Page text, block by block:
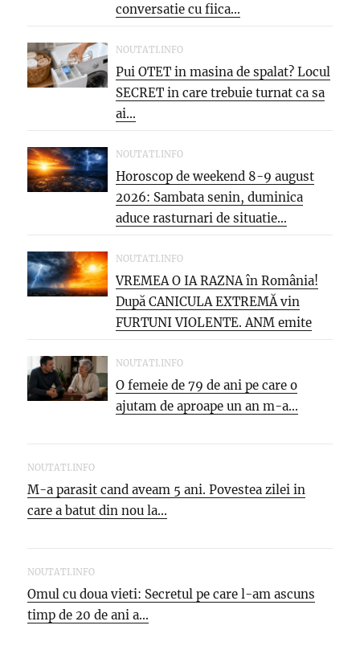
conversatie cu fiica...
NOUTATI.INFO
Pui OTET in masina de spalat? Locul
SECRET in care trebuie turnat ca sa
ai...
NOUTATI.INFO
Horoscop de weekend 8-9 august
2026: Sambata senin, duminica
aduce rasturnari de situatie…
NOUTATI.INFO
VREMEA O IA RAZNA în România!
După CANICULA EXTREMĂ vin
FURTUNI VIOLENTE. ANM emite
NOI...
NOUTATI.INFO
O femeie de 79 de ani pe care o
ajutam de aproape un an m-a...
NOUTATI.INFO
M-a parasit cand aveam 5 ani. Povestea zilei in
care a batut din nou la...
NOUTATI.INFO
Omul cu doua vieti: Secretul pe care l-am ascuns
timp de 20 de ani a...